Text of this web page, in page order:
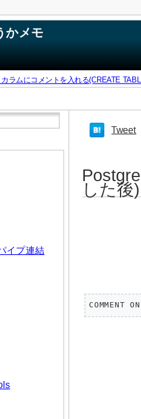
かメモ
ラムにコメントを入れる(CREATE
イプ連結
Tweet
した後)
COMMENT